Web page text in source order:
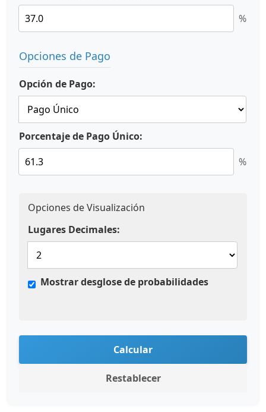
%
Opciones de Pago
Opción de Pago:
Porcentaje de Pago Único:
%
Opciones de Visualización
Lugares Decimales:
Mostrar desglose de probabilidades
Calcular
Restablecer